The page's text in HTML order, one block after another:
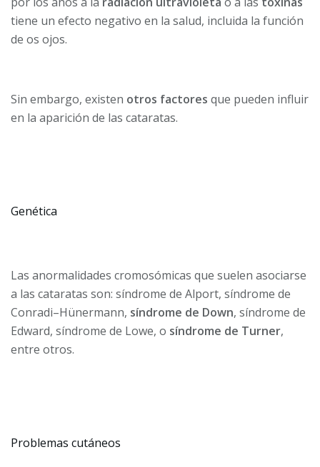
tiene un efecto negativo en la salud, incluida la función
de os ojos.
Sin embargo, existen otros factores que pueden influir
en la aparición de las cataratas.
Genética
Las anormalidades cromosómicas que suelen asociarse
a las cataratas son: síndrome de Alport, síndrome de
Conradi–Hünermann, síndrome de Down, síndrome de
Edward, síndrome de Lowe, o síndrome de Turner,
entre otros.
Problemas cutáneos